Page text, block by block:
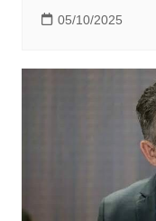
05/10/2025